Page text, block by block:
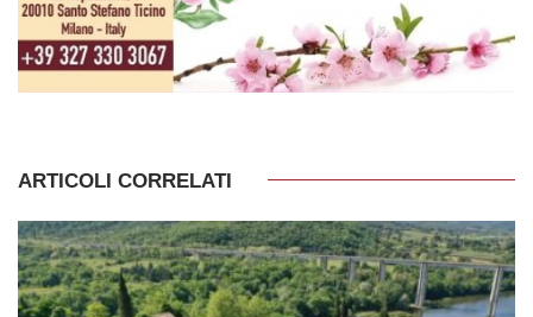
ARTICOLI CORRELATI